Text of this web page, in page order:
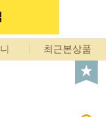
최근본상품